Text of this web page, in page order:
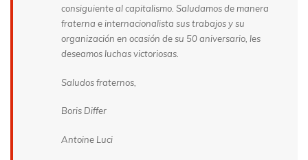
consiguiente al capitalismo. Saludamos de manera
fraterna e internacionalista sus trabajos y su
organización en ocasión de su 50 aniversario, les
deseamos luchas victoriosas.
Saludos fraternos,
Boris Differ
Antoine Luci